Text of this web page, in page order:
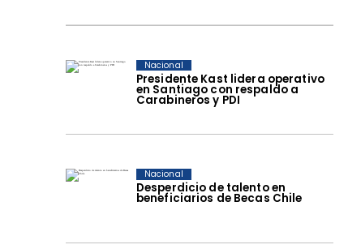
Presidente Kast lidera operativo
en Santiago con respaldo a
Carabineros y PDI
Nacional
Desperdicio de talento en
beneficiarios de Becas Chile
Nacional